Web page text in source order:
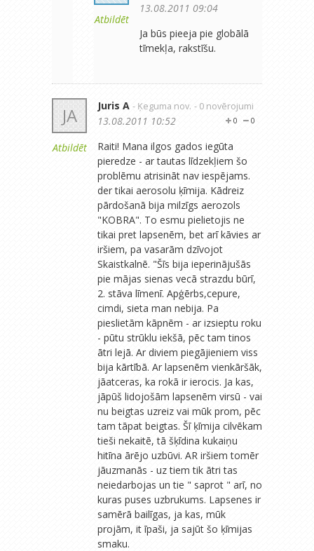
Atbildēt
13.08.2011 09:04
Ja būs pieeja pie globālā
tīmekļa, rakstīšu.
JA
Atbildēt
Juris A - Ķeguma nov. - 0 novērojumi
0
0
13.08.2011 10:52
Raiti! Mana ilgos gados iegūta
pieredze - ar tautas līdzekļiem šo
problēmu atrisināt nav iespējams.
der tikai aerosolu ķīmija. Kādreiz
pārdošanā bija milzīgs aerozols
"KOBRA". To esmu pielietojis ne
tikai pret lapsenēm, bet arī kāvies ar
iršiem, pa vasarām dzīvojot
Skaistkalnē. "Šīs bija ieperinājušās
pie mājas sienas vecā strazdu būrī,
2. stāva līmenī. Apģērbs,cepure,
cimdi, sieta man nebija. Pa
pieslietām kāpnēm - ar izsieptu roku
- pūtu strūklu iekšā, pēc tam tinos
ātri lejā. Ar diviem piegājieniem viss
bija kārtībā. Ar lapsenēm vienkāršāk,
jāatceras, ka rokā ir ierocis. Ja kas,
jāpūš lidojošām lapsenēm virsū - vai
nu beigtas uzreiz vai mūk prom, pēc
tam tāpat beigtas. Šī ķīmija cilvēkam
tieši nekaitē, tā šķīdina kukaiņu
hitīna ārējo uzbūvi. AR iršiem tomēr
jāuzmanās - uz tiem tik ātri tas
neiedarbojas un tie " saprot " arī, no
kuras puses uzbrukums. Lapsenes ir
samērā bailīgas, ja kas, mūk
projām, it īpaši, ja sajūt šo ķīmijas
smaku.